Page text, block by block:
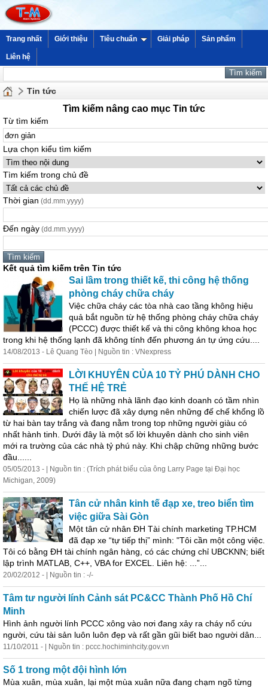
Trang nhất Giới thiệu Tiêu chuẩn Giải pháp Sản phẩm
Liên hệ
Tin tức
Tìm kiếm nâng cao mục Tin tức
Từ tìm kiếm
Lựa chọn kiểu tìm kiếm
Tìm kiếm trong chủ đề
Thời gian (dd.mm.yyyy)
Đến ngày (dd.mm.yyyy)
Kết quả tìm kiếm trên Tin tức
Sai lầm trong thiết kế, thi công hệ thống
phòng cháy chữa cháy
Việc chữa cháy các tòa nhà cao tầng không hiệu
quả bắt nguồn từ hệ thống phòng cháy chữa cháy
(PCCC) được thiết kế và thi công không khoa học
trong khi hệ thống lạnh đã không tính đến phương án tự ứng cứu....
14/08/2013 - Lê Quang Tèo | Nguồn tin : VNexpress
LỜI KHUYÊN CỦA 10 TỶ PHÚ DÀNH CHO
THẾ HỆ TRẺ
Họ là những nhà lãnh đạo kinh doanh có tầm nhìn
chiến lược đã xây dựng nên những đế chế khổng lồ
từ hai bàn tay trắng và đang nằm trong top những người giàu có
nhất hành tinh. Dưới đây là một số lời khuyên dành cho sinh viên
mới ra trường của các nhà tỷ phú này. Khi chập chững những bước
đầu......
05/05/2013 - | Nguồn tin : (Trích phát biểu của ông Larry Page tại Đại học
Michigan, 2009)
Tân cử nhân kinh tế đạp xe, treo biển tìm
việc giữa Sài Gòn
Một tân cử nhân ĐH Tài chính marketing TP.HCM
đã đạp xe “tự tiếp thị” mình: "Tôi cần một công việc.
Tôi có bằng ĐH tài chính ngân hàng, có các chứng chỉ UBCKNN; biết
lập trình MATLAB, C++, VBA for EXCEL. Liên hệ: ...”...
20/02/2012 - | Nguồn tin : -/-
Tâm tư người lính Cảnh sát PC&CC Thành Phố Hồ Chí
Minh
Hình ảnh người lính PCCC xông vào nơi đang xảy ra cháy nổ cứu
người, cứu tài sản luôn luôn đẹp và rất gần gũi biết bao người dân...
11/10/2011 - | Nguồn tin : pccc.hochiminhcity.gov.vn
Số 1 trong một đội hình lớn
Mùa xuân, mùa xuân, lại một mùa xuân nữa đang chạm ngõ từng